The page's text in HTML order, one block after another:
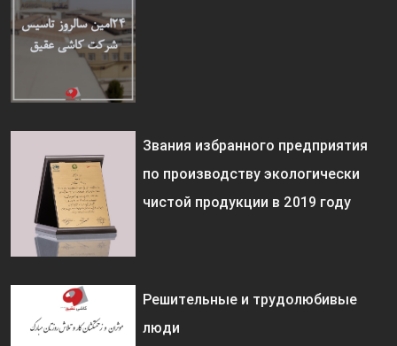
Звания избранного предприятия
по производству экологически
чистой продукции в 2019 году
Решительные и трудолюбивые
люди